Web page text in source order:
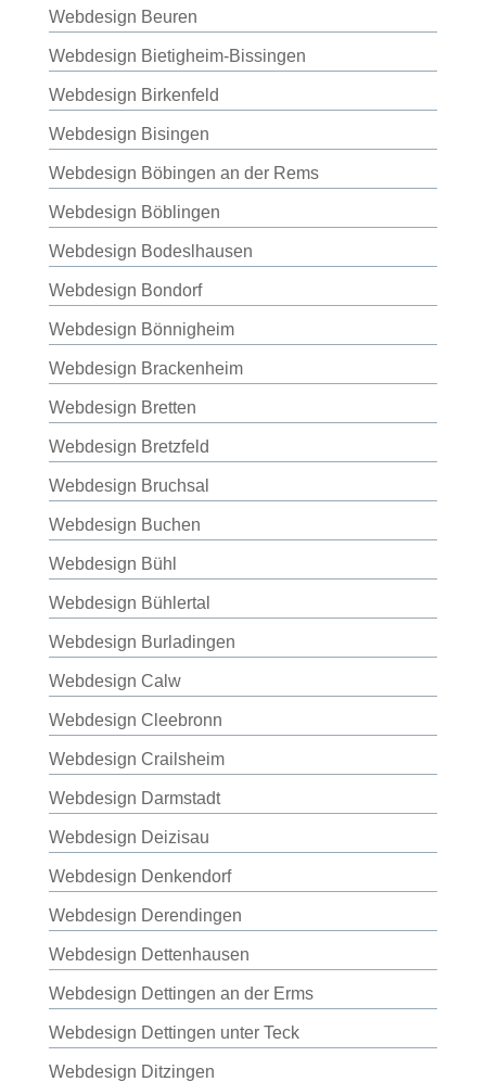
Webdesign Beuren
Webdesign Bietigheim-Bissingen
Webdesign Birkenfeld
Webdesign Bisingen
Webdesign Böbingen an der Rems
Webdesign Böblingen
Webdesign Bodeslhausen
Webdesign Bondorf
Webdesign Bönnigheim
Webdesign Brackenheim
Webdesign Bretten
Webdesign Bretzfeld
Webdesign Bruchsal
Webdesign Buchen
Webdesign Bühl
Webdesign Bühlertal
Webdesign Burladingen
Webdesign Calw
Webdesign Cleebronn
Webdesign Crailsheim
Webdesign Darmstadt
Webdesign Deizisau
Webdesign Denkendorf
Webdesign Derendingen
Webdesign Dettenhausen
Webdesign Dettingen an der Erms
Webdesign Dettingen unter Teck
Webdesign Ditzingen